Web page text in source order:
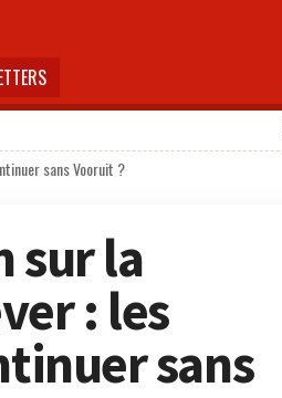
sans Vooruit ?
sur la
: les
sans